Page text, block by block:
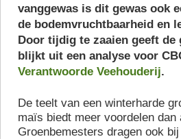
vanggewas is dit gewas ook
de bodemvruchtbaarheid en
Door tijdig te zaaien geeft de
blijkt uit een analyse voor
Verantwoorde Veehouderij.
De teelt van een winterharde
maïs biedt meer voordelen
Groenbemesters dragen ook